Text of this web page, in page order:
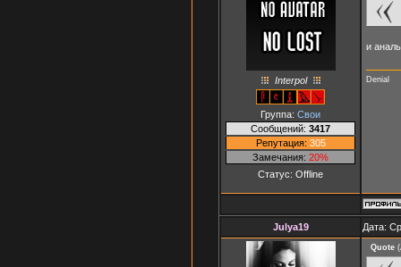
Interpol
Группа: Свои
Сообщений: 3417
Репутация: 305
Замечания: 20%
Статус: Offline
и
Denial
Julya19 Дата:
Quote (